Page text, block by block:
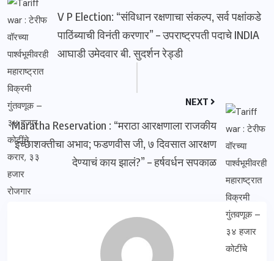
V P Election: “संविधान रक्षणाचा संकल्प, सर्व पक्षांकडे
पाठिंब्याची विनंती करणार” – उपराष्ट्रपती पदाचे INDIA
आघाडी उमेदवार बी. सुदर्शन रेड्डी
NEXT
Maratha Reservation : “मराठा आरक्षणाला राजकीय
इच्छाशक्तीचा अभाव; फडणवीस जी, ७ दिवसात आरक्षण
देण्याचं काय झालं?” – हर्षवर्धन सपकाळ